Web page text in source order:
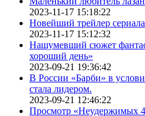
2023-11-17 15:18:22
Новейший трейлер
2023-11-17 15:12:32
Нашумевший сюжет
хороший день»
2023-09-21 19:36:42
В России «Барби» в
стала лидером.
2023-09-21 12:46:22
Просмотр «Неудержимых